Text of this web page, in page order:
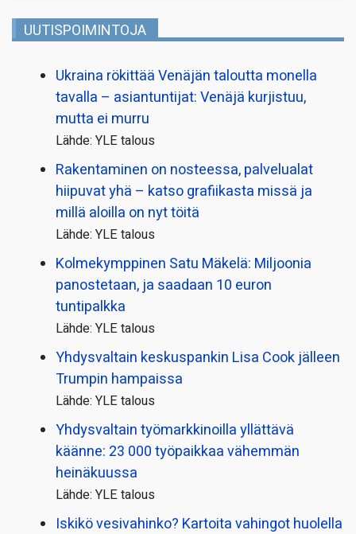
UUTISPOIMINTOJA
Ukraina rökittää Venäjän taloutta monella
tavalla – asiantuntijat: Venäjä kurjistuu,
mutta ei murru
Lähde: YLE talous
Rakentaminen on nosteessa, palvelualat
hiipuvat yhä – katso grafiikasta missä ja
millä aloilla on nyt töitä
Lähde: YLE talous
Kolmekymppinen Satu Mäkelä: Miljoonia
panostetaan, ja saadaan 10 euron
tuntipalkka
Lähde: YLE talous
Yhdysvaltain keskuspankin Lisa Cook jälleen
Trumpin hampaissa
Lähde: YLE talous
Yhdysvaltain työmarkkinoilla yllättävä
käänne: 23 000 työpaikkaa vähemmän
heinäkuussa
Lähde: YLE talous
Iskikö vesivahinko? Kartoita vahingot huolella